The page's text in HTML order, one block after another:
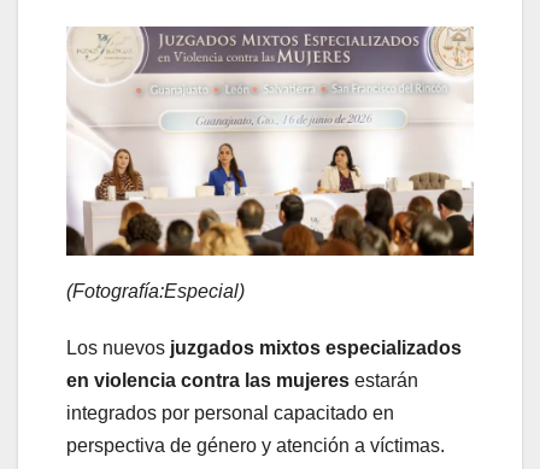
(Fotografía:Especial)
Los nuevos juzgados mixtos especializados
en violencia contra las mujeres estarán
integrados por personal capacitado en
perspectiva de género y atención a víctimas.